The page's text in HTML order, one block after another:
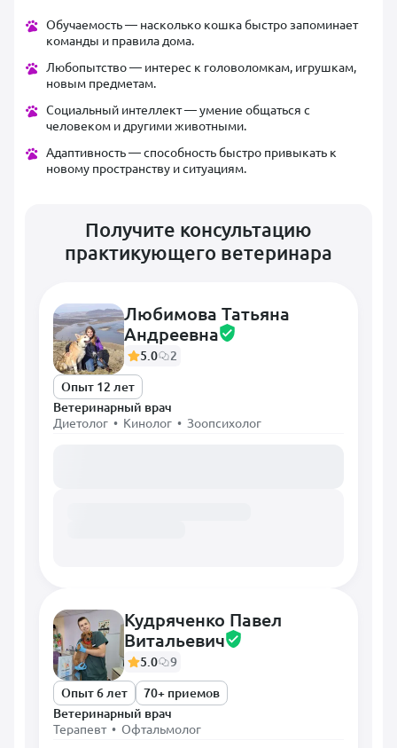
Обучаемость — насколько кошка быстро запоминает
команды и правила дома.
Любопытство — интерес к головоломкам, игрушкам,
новым предметам.
Социальный интеллект — умение общаться с
человеком и другими животными.
Адаптивность — способность быстро привыкать к
новому пространству и ситуациям.
Получите консультацию
практикующего ветеринара
Любимова Татьяна
Андреевна
5.0
2
Опыт 12 лет
Ветеринарный врач
Диетолог • Кинолог • Зоопсихолог
Кудряченко Павел
Витальевич
5.0
9
Опыт 6 лет
70+ приемов
Ветеринарный врач
Терапевт • Офтальмолог